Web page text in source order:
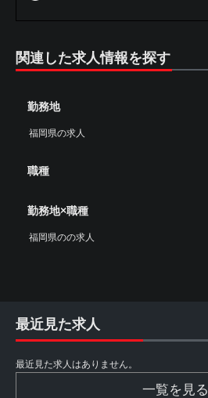
関連した求人情報を探す
勤務地
福岡県の求人
職種
勤務地×職種
福岡県のの求人
最近見た求人
最近見た求人はありません。
一覧を見る